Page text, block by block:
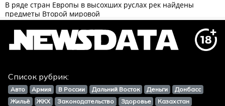
Список рубрик:
Авто Армия В России Дальний Восток Деньги
Донбасс
Жильё
ЖКХ Законодательство Здоровье Казахстан